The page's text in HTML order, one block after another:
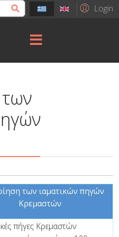
Login
των ιαματικών πηγών
Κρεμαστών
πήγες Κρεμαστών